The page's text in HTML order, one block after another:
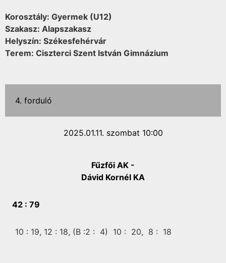
Korosztály: Gyermek (U12)
Szakasz: Alapszakasz
Helyszín: Székesfehérvár
Terem: Ciszterci Szent István Gimnázium
4. forduló
2025.01.11. szombat 10:00
Fűzfői AK -
Dávid Kornél KA
42 : 79
10 : 19, 12 : 18, (B :2 : 4) 10 : 20, 8 : 18